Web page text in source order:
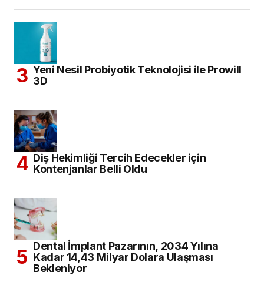
Yeni Nesil Probiyotik Teknolojisi ile Prowill
3D
Diş Hekimliği Tercih Edecekler için
Kontenjanlar Belli Oldu
Dental İmplant Pazarının, 2034 Yılına
Kadar 14,43 Milyar Dolara Ulaşması
Bekleniyor